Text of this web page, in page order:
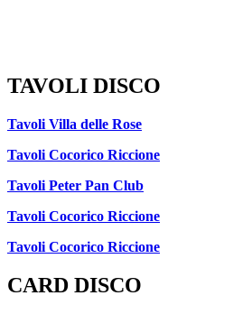
TAVOLI DISCO
Tavoli Villa delle Rose
Tavoli Cocorico Riccione
Tavoli Peter Pan Club
Tavoli Cocorico Riccione
Tavoli Cocorico Riccione
CARD DISCO